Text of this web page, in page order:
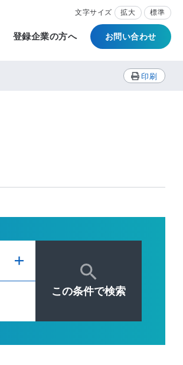
登録企業の方へ お問い合わせ
文字サイズ 拡大 標準
印刷
この条件で検索